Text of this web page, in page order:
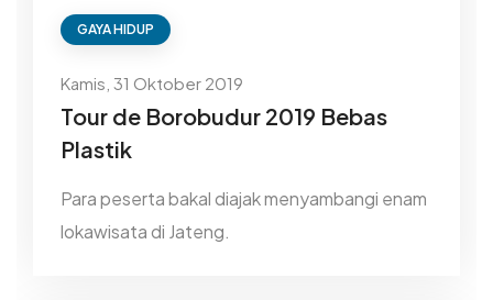
GAYA HIDUP
Kamis, 31 Oktober 2019
Tour de Borobudur 2019 Bebas
Plastik
Para peserta bakal diajak menyambangi enam
lokawisata di Jateng.